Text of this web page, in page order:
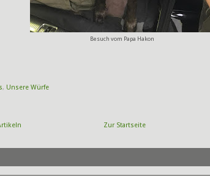
Besuch vom Papa Hakon
, Unsere Würfe
Zur Startseite